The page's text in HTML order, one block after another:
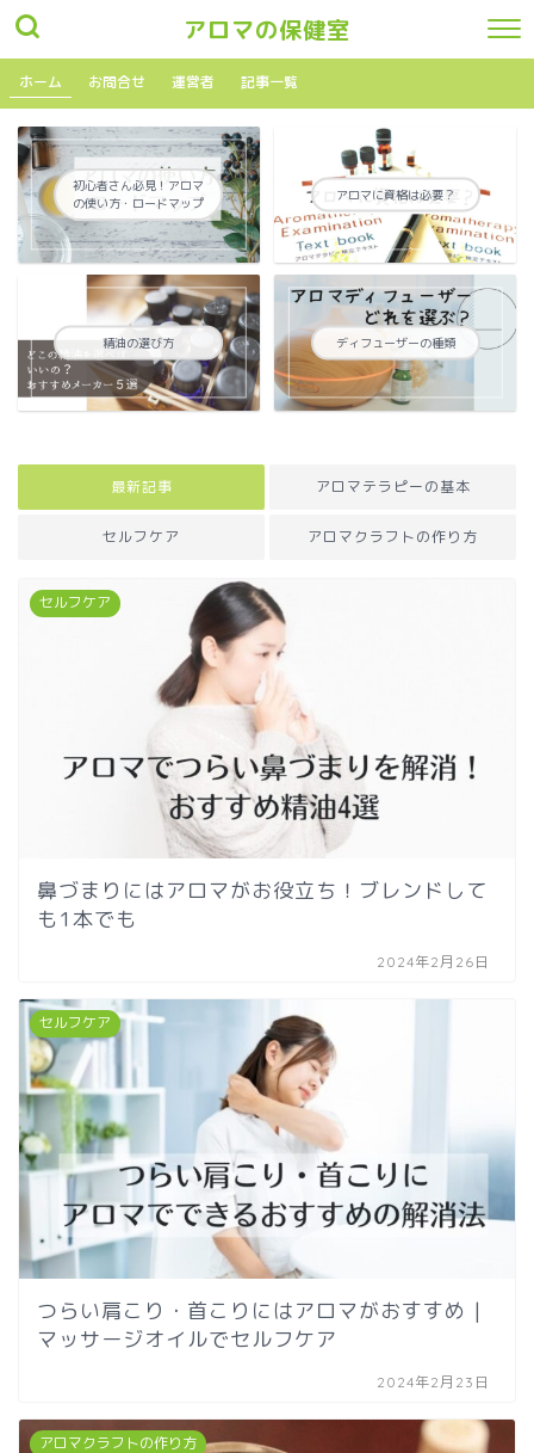
アロマの保健室
ホーム お問合せ 運営者 記事一覧
初心者さん必見！アロマ
の使い方・ロードマップ
アロマに資格は必要？
精油の選び方 ディフューザーの種類
最新記事 アロマテラピーの基本
セルフケア アロマクラフトの作り方
セルフケア
鼻づまりにはアロマがお役立ち！ブレンドして
も1本でも
2024年2月26日
セルフケア
つらい肩こり・首こりにはアロマがおすすめ |
マッサージオイルでセルフケア
2024年2月23日
アロマクラフトの作り方